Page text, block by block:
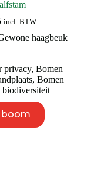
Prijsklasse:
tot
incl. BTW
haagbeuk
privacy, Bomen
, Bomen
biodiversiteit
boom